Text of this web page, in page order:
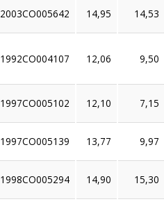
2003CO005642 14,95 14,53
1992CO004107 12,06 9,50
1997CO005102 12,10 7,15
1997CO005139 13,77 9,97
1998CO005294 14,90 15,30